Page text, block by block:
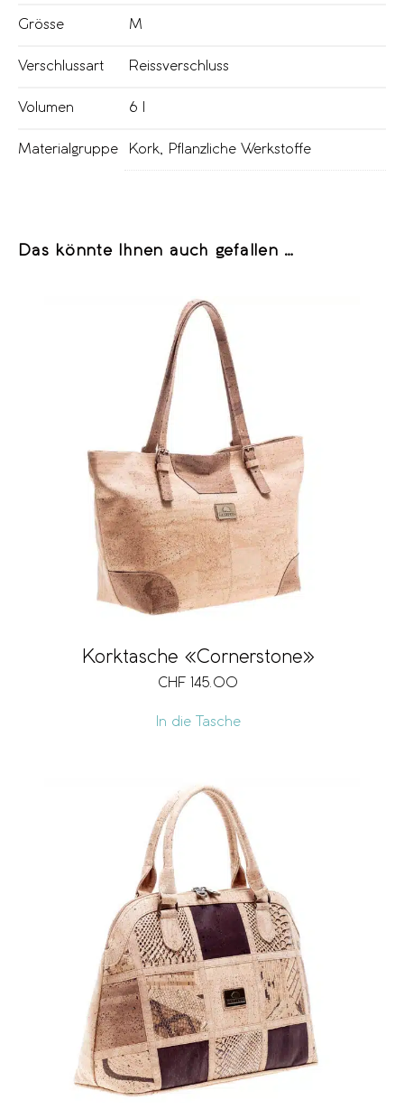
Grösse M
Verschlussart Reissverschluss
Volumen 6 l
Materialgruppe Kork, Pflanzliche Werkstoffe
Das könnte Ihnen auch gefallen …
Korktasche «Cornerstone»
CHF 145.00
In die Tasche